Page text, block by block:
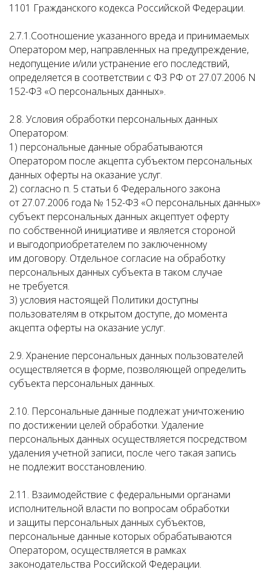
1101 Гражданского кодекса Российской Федерации.
2.7.1.Соотношение указанного вреда и принимаемых
Оператором мер, направленных на предупреждение,
недопущение и/или устранение его последствий,
определяется в соответствии с ФЗ РФ от 27.07.2006 N
152-ФЗ «О персональных данных».
2.8. Условия обработки персональных данных
Оператором:
1) персональные данные обрабатываются
Оператором после акцепта субъектом персональных
данных оферты на оказание услуг.
2) согласно п. 5 статьи 6 Федерального закона
от 27.07.2006 года № 152-ФЗ «О персональных данных»
субъект персональных данных акцептует оферту
по собственной инициативе и является стороной
и выгодоприобретателем по заключенному
им договору. Отдельное согласие на обработку
персональных данных субъекта в таком случае
не требуется.
3) условия настоящей Политики доступны
пользователям в открытом доступе, до момента
акцепта оферты на оказание услуг.
2.9. Хранение персональных данных пользователей
осуществляется в форме, позволяющей определить
субъекта персональных данных.
2.10. Персональные данные подлежат уничтожению
по достижении целей обработки. Удаление
персональных данных осуществляется посредством
удаления учетной записи, после чего такая запись
не подлежит восстановлению.
2.11. Взаимодействие с федеральными органами
исполнительной власти по вопросам обработки
и защиты персональных данных субъектов,
персональные данные которых обрабатываются
Оператором, осуществляется в рамках
законодательства Российской Федерации.